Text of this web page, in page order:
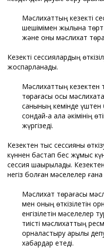
Мәслихаттың кезекті
шешімімен жылына
және оны мәслихат
Кезекті сессиялардың
жоспарланады.
Мәслихаттың кезектен
төрағасы осы
санының кемінде үштен
сондай-ақ қала әкімінің
жүргізеді.
Кезектен тыс сессияны
күннен бастап бес жұмыс
сессия шақырылады.
негіз болған мәселелер ғана
Мәслихат төрағасы
мен оның өткізілетін
енгізілетін мәселелер
тиісті мәслихаттың
орналастыру арқылы
хабардар етеді.